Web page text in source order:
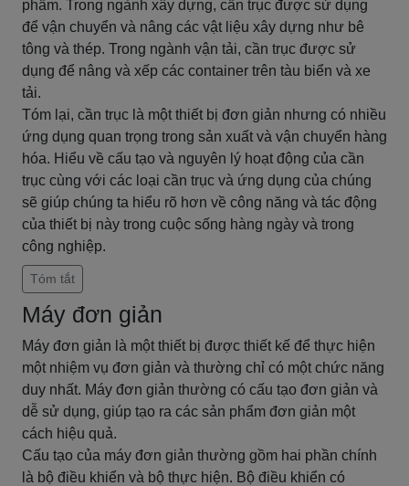
phẩm. Trong ngành xây dựng, cần trục được sử dụng
để vận chuyển và nâng các vật liệu xây dựng như bê
tông và thép. Trong ngành vận tải, cần trục được sử
dụng để nâng và xếp các container trên tàu biển và xe
tải.
Tóm lại, cần trục là một thiết bị đơn giản nhưng có nhiều
ứng dụng quan trọng trong sản xuất và vận chuyển hàng
hóa. Hiểu về cấu tạo và nguyên lý hoạt động của cần
trục cùng với các loại cần trục và ứng dụng của chúng
sẽ giúp chúng ta hiểu rõ hơn về công năng và tác động
của thiết bị này trong cuộc sống hàng ngày và trong
công nghiệp.
Tóm tắt
Máy đơn giản
Máy đơn giản là một thiết bị được thiết kế để thực hiện
một nhiệm vụ đơn giản và thường chỉ có một chức năng
duy nhất. Máy đơn giản thường có cấu tạo đơn giản và
dễ sử dụng, giúp tạo ra các sản phẩm đơn giản một
cách hiệu quả.
Cấu tạo của máy đơn giản thường gồm hai phần chính
là bộ điều khiển và bộ thực hiện. Bộ điều khiển có